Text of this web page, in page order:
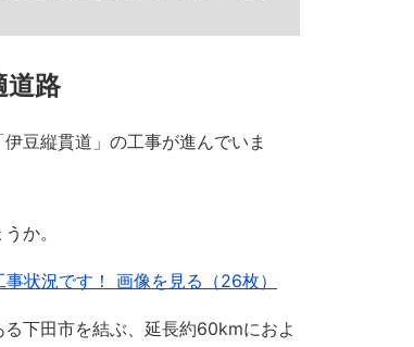
道路
豆縦貫道」の工事が進んでいま
か。
状況です！ 画像を見る（26枚）
下田市を結ぶ、延長約60kmにおよ